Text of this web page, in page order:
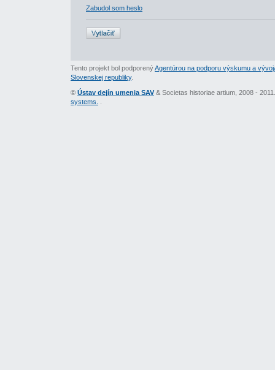
Zabudol som heslo
Tento projekt bol podporenýAgentúrou na podporu výskumu a
Slovenskej republiky.
© Ústav dejín umenia SAV & Societas historiae artium, 2008 -
systems.